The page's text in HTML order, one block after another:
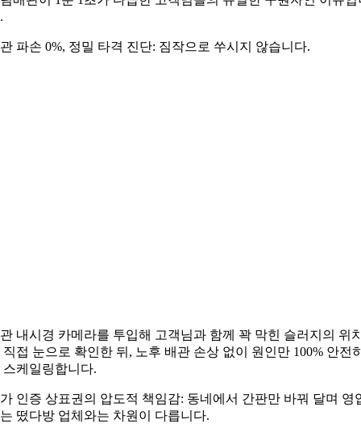
파손 0%, 정밀 타격 진단: 짐작으로 쑤시지 않습니다.
내시경 카메라를 투입해 고객님과 함께 꽉 막힌 슬러지의 위
직접 눈으로 확인한 뒤, 노후 배관 손상 없이 원인만 100% 안전
스케일링합니다.
인증 상표권의 압도적 책임감: 동네에서 간판만 바꿔 달며 영
떴다방 업체와는 차원이 다릅니다.